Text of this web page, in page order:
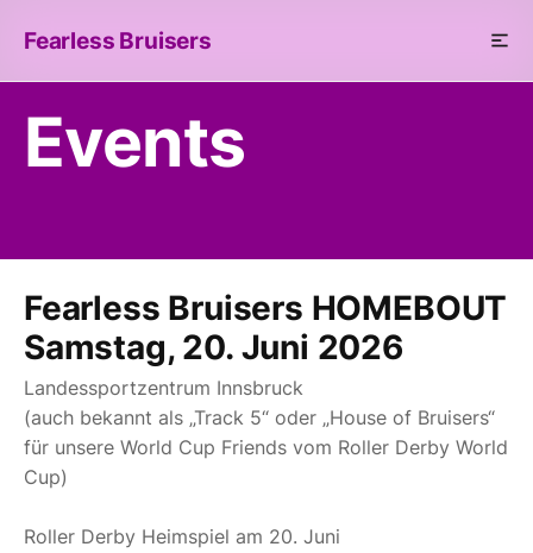
Fearless Bruisers
Events
Fearless Bruisers HOMEBOUT
Samstag, 20. Juni 2026
Landessportzentrum Innsbruck
(auch bekannt als „Track 5“ oder „House of Bruisers“
für unsere World Cup Friends vom Roller Derby World
Cup)
Roller Derby Heimspiel am 20. Juni